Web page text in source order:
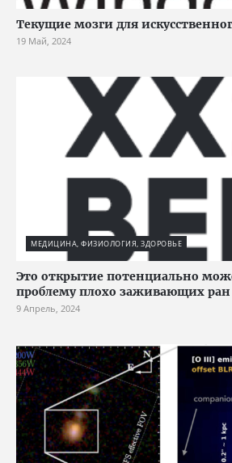
Текущие мозги для
19 Май, 2024
МЕДИЦИНА, ФИЗИОЛОГИЯ, ЗДОРОВЬЕ
Это открытие потенциально
проблему плохо заживающих ран
9 Апрель, 2024